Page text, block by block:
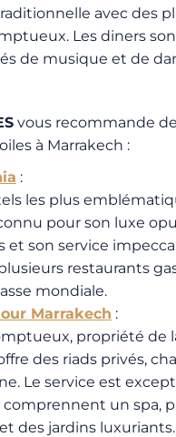
avec des
Les diners
de musique et de
vous recommande
à Marrakech :
:
les plus
pour son luxe
et son service
restaurants
mondiale.
Marrakech :
propriété de
des riads privés,
Le service est
comprennent un spa,
des jardins luxuriants.